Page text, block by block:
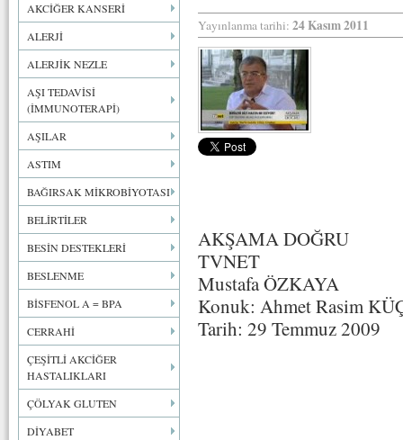
AKCİĞER KANSERİ
ALERJİ
ALERJİK NEZLE
AŞI TEDAVİSİ
(İMMUNOTERAPİ)
AŞILAR
ASTIM
BAĞIRSAK MİKROBİYOTASI
BELİRTİLER
BESİN DESTEKLERİ
BESLENME
BİSFENOL A = BPA
CERRAHİ
ÇEŞİTLİ AKCİĞER
HASTALIKLARI
ÇÖLYAK GLUTEN
DİYABET
Yayınlanma tarihi: 24 Kasım 2011
AKŞAMA DOĞRU
TVNET
Mustafa ÖZKAYA
Konuk: Ahmet Rasim
Tarih: 29 Temmuz 2009